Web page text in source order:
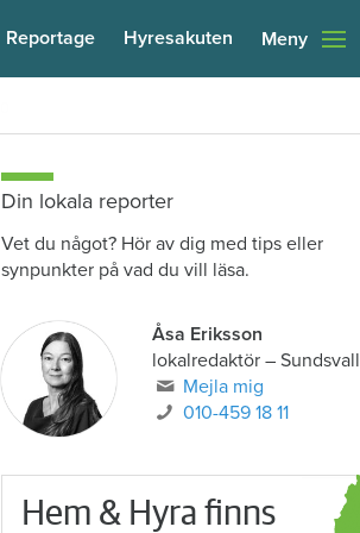
Reportage Hyresakuten Meny
Din lokala reporter
Vet du något? Hör av dig med tips eller
synpunkter på vad du vill läsa.
Åsa Eriksson
lokalredaktör– Sundsvall
Mejla mig
010-459 18 11
Hem & Hyra finns